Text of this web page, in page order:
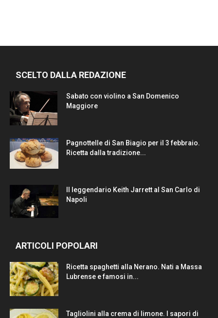
SCELTO DALLA REDAZIONE
Sabato con violino a San Domenico
Maggiore
Pagnottelle di San Biagio per il 3 febbraio.
Ricetta dalla tradizione...
Il leggendario Keith Jarrett al San Carlo di
Napoli
ARTICOLI POPOLARI
Ricetta spaghetti alla Nerano. Nati a Massa
Lubrense e famosi in...
Tagliolini alla crema di limone. I sapori di